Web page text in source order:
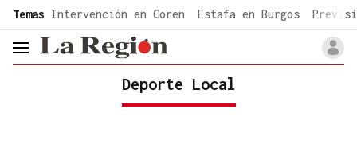
common.go-to-content
Temas Intervención en Coren Estafa en Burgos
header.menu.open
Deporte Local